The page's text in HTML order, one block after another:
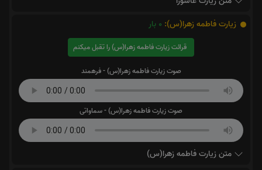
زیارت فاطمه زهرا(س): 0 بار
قرائت زیارت فاطمه زهرا(س) را تقبل میکنم
صوت زیارت فاطمه زهرا(س) - فرهمند
صوت زیارت فاطمه زهرا(س) - سماواتی
متن زیارت فاطمه زهرا(س)